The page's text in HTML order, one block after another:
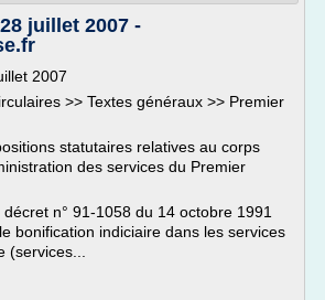
juillet 2007 -
2007
>> Textes généraux >> Premier
statutaires relatives au corps
des services du Premier
n° 91-1058 du 14 octobre 1991
bonification indiciaire dans les services